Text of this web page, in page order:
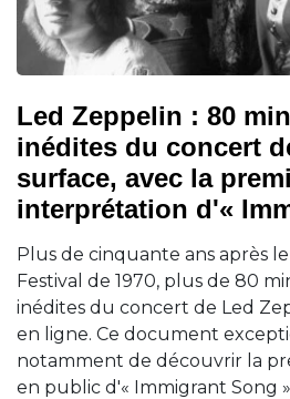
Led Zeppelin : 80
inédites du concert
surface, avec la
interprétation d'«
Plus de cinquante ans après
Festival de 1970, plus de 80
inédites du concert de Led
en ligne. Ce document
notamment de découvrir la
en public d'« Immigrant Song